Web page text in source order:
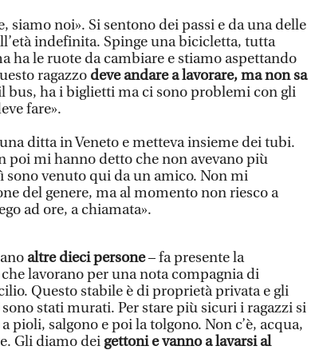
siamo noi». Si sentono dei passi e da una delle
indefinita. Spinge una bicicletta, tutta
ha le ruote da cambiare e stiamo aspettando
ragazzo deve andare a lavorare, ma non sa
bus, ha i biglietti ma ci sono problemi con gli
fare».
ditta in Veneto e metteva insieme dei tubi.
poi mi hanno detto che non avevano più
sono venuto qui da un amico. Non mi
del genere, ma al momento non riesco a
ad ore, a chiamata».
altre dieci persone– fa presente la
lavorano per una nota compagnia di
Questo stabile è di proprietà privata e gli
stati murati. Per stare più sicuri i ragazzi si
pioli, salgono e poi la tolgono. Non c’è, acqua,
Gli diamo dei gettoni e vanno a lavarsi al